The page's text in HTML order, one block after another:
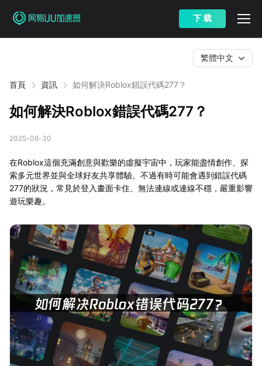
下 载
首頁 資訊 如何解決Roblox錯誤代碼277？
繁體中文
如何解決Roblox錯誤代碼277？
2025-06-30
在Roblox這個充滿創意與歡樂的虛擬宇宙中，玩家能盡情創作、探
索多元世界並與全球好友共享體驗。不過有時可能會遇到錯誤代碼
277的狀況，常見於登入畫面卡住、無法連線或連線不穩，嚴重影響
遊玩樂趣。